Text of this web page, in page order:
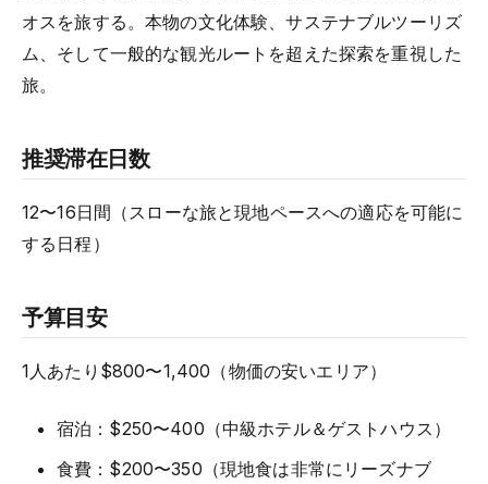
オスを旅する。本物の文化体験、サステナブルツーリズ
ム、そして一般的な観光ルートを超えた探索を重視した
旅。
推奨滞在日数
12〜16日間（スローな旅と現地ペースへの適応を可能に
する日程）
予算目安
1人あたり$800〜1,400（物価の安いエリア）
宿泊：$250〜400（中級ホテル＆ゲストハウス）
食費：$200〜350（現地食は非常にリーズナブ